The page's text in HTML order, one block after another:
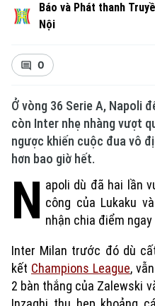
Báo và Phát thanh
Nội
0
Ở vòng 36 Serie A, Napoli
còn Inter nhẹ nhàng vượt
ngược khiến cuộc đua vô
hơn bao giờ hết.
N apoli dù đã hai lần
công của Lukaku
nhận chia điểm
Inter Milan trước đó dù
kết Champions League,
2 bàn thắng của Zalewski